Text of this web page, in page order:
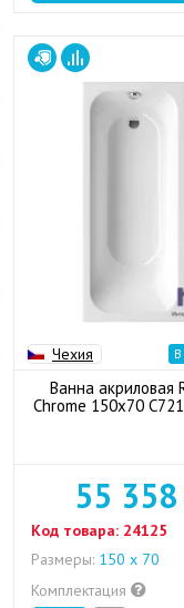
Чехия
Ванна акриловая
Chrome 150x70
55 358
Код товара: 24125
Размеры: 150 х 70
Комплектация